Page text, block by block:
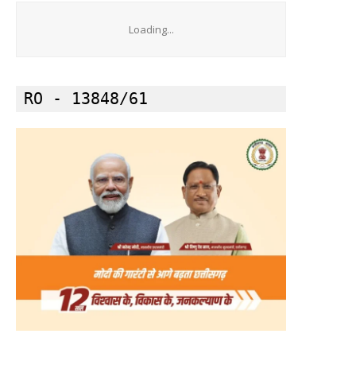
Loading...
RO - 13848/61